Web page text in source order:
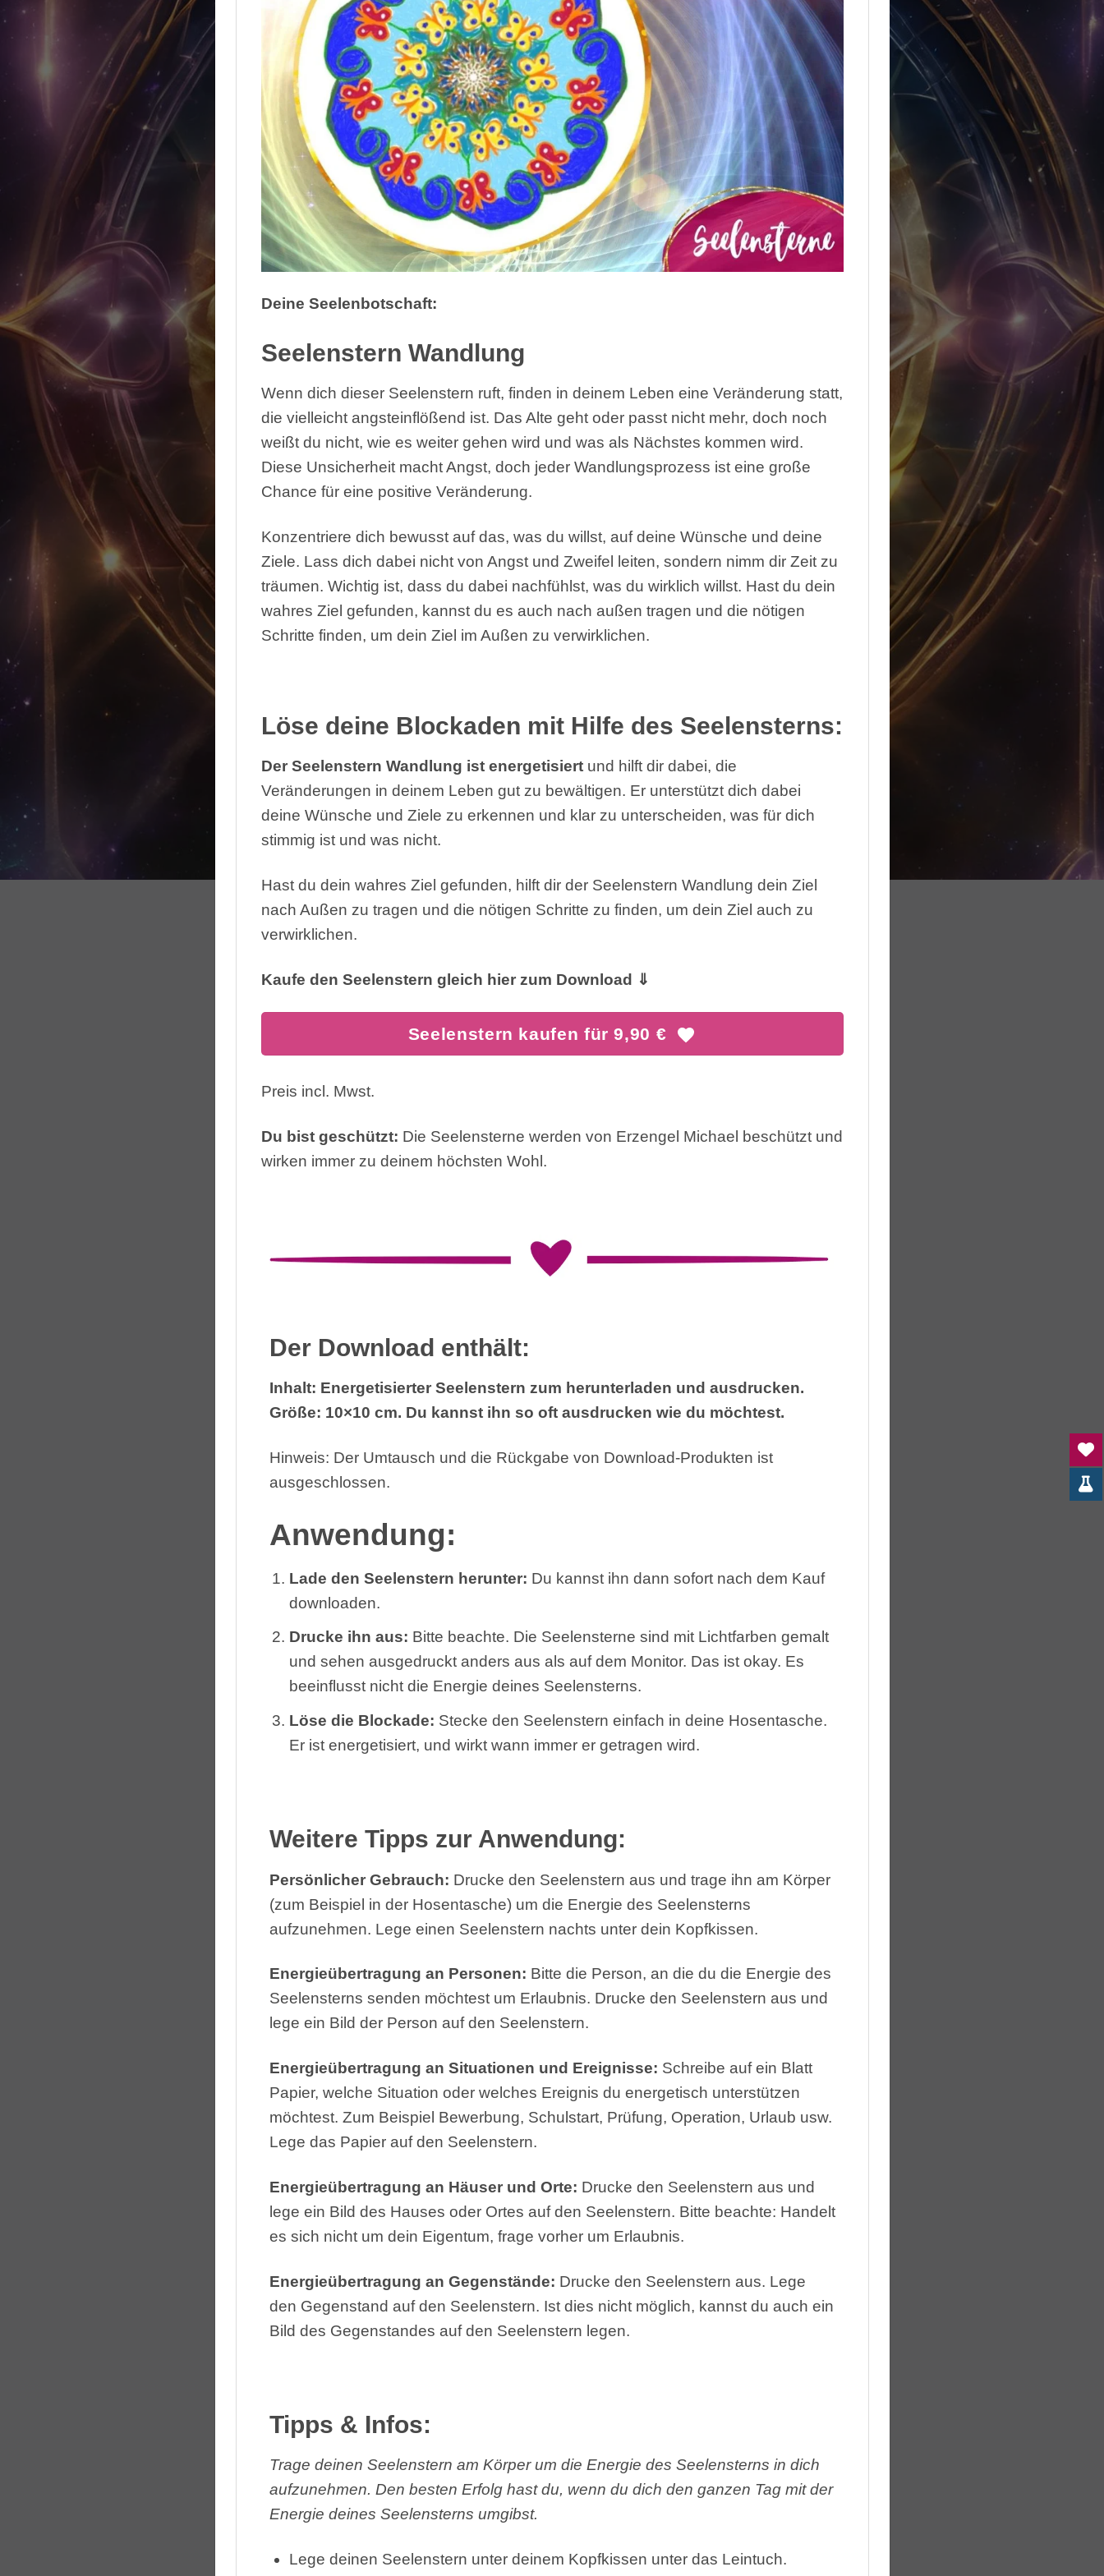
Deine Seelenbotschaft:
Seelenstern Wandlung
Wenn dich dieser Seelenstern ruft, finden in deinem Leben eine Veränderung statt,
die vielleicht angsteinflößend ist. Das Alte geht oder passt nicht mehr, doch noch
weißt du nicht, wie es weiter gehen wird und was als Nächstes kommen wird.
Diese Unsicherheit macht Angst, doch jeder Wandlungsprozess ist eine große
Chance für eine positive Veränderung.
Konzentriere dich bewusst auf das, was du willst, auf deine Wünsche und deine
Ziele. Lass dich dabei nicht von Angst und Zweifel leiten, sondern nimm dir Zeit zu
träumen. Wichtig ist, dass du dabei nachfühlst, was du wirklich willst. Hast du dein
wahres Ziel gefunden, kannst du es auch nach außen tragen und die nötigen
Schritte finden, um dein Ziel im Außen zu verwirklichen.
Löse deine Blockaden mit Hilfe des Seelensterns:
Der Seelenstern Wandlung ist energetisiertund hilft dir dabei, die
Veränderungen in deinem Leben gut zu bewältigen. Er unterstützt dich dabei
deine Wünsche und Ziele zu erkennen und klar zu unterscheiden, was für dich
stimmig ist und was nicht.
Hast du dein wahres Ziel gefunden, hilft dir der Seelenstern Wandlung dein Ziel
nach Außen zu tragen und die nötigen Schritte zu finden, um dein Ziel auch zu
verwirklichen.
Kaufe den Seelenstern gleich hier zum Download ⇓
Seelenstern kaufen für 9,90 €
Preis incl. Mwst.
Du bist geschützt: Die Seelensterne werden von Erzengel Michael beschützt und
wirken immer zu deinem höchsten Wohl.
Der Download enthält:
Inhalt: Energetisierter Seelenstern zum herunterladen und ausdrucken.
Größe: 10×10 cm. Du kannst ihn so oft ausdrucken wie du möchtest.
Hinweis: Der Umtausch und die Rückgabe von Download-Produkten ist
ausgeschlossen.
Anwendung:
Lade den Seelenstern herunter: Du kannst ihn dann sofort nach dem Kauf
downloaden.
Drucke ihn aus: Bitte beachte. Die Seelensterne sind mit Lichtfarben gemalt
und sehen ausgedruckt anders aus als auf dem Monitor. Das ist okay. Es
beeinflusst nicht die Energie deines Seelensterns.
Löse die Blockade: Stecke den Seelenstern einfach in deine Hosentasche.
Er ist energetisiert, und wirkt wann immer er getragen wird.
Weitere Tipps zur Anwendung:
Persönlicher Gebrauch: Drucke den Seelenstern aus und trage ihn am Körper
(zum Beispiel in der Hosentasche) um die Energie des Seelensterns
aufzunehmen. Lege einen Seelenstern nachts unter dein Kopfkissen.
Energieübertragung an Personen: Bitte die Person, an die du die Energie des
Seelensterns senden möchtest um Erlaubnis. Drucke den Seelenstern aus und
lege ein Bild der Person auf den Seelenstern.
Energieübertragung an Situationen und Ereignisse: Schreibe auf ein Blatt
Papier, welche Situation oder welches Ereignis du energetisch unterstützen
möchtest. Zum Beispiel Bewerbung, Schulstart, Prüfung, Operation, Urlaub usw.
Lege das Papier auf den Seelenstern.
Energieübertragung an Häuser und Orte: Drucke den Seelenstern aus und
lege ein Bild des Hauses oder Ortes auf den Seelenstern. Bitte beachte: Handelt
es sich nicht um dein Eigentum, frage vorher um Erlaubnis.
Energieübertragung an Gegenstände: Drucke den Seelenstern aus. Lege
den Gegenstand auf den Seelenstern. Ist dies nicht möglich, kannst du auch ein
Bild des Gegenstandes auf den Seelenstern legen.
Tipps & Infos:
Trage deinen Seelenstern am Körper um die Energie des Seelensterns in dich
aufzunehmen. Den besten Erfolg hast du, wenn du dich den ganzen Tag mit der
Energie deines Seelensterns umgibst.
Lege deinen Seelenstern unter deinem Kopfkissen unter das Leintuch.